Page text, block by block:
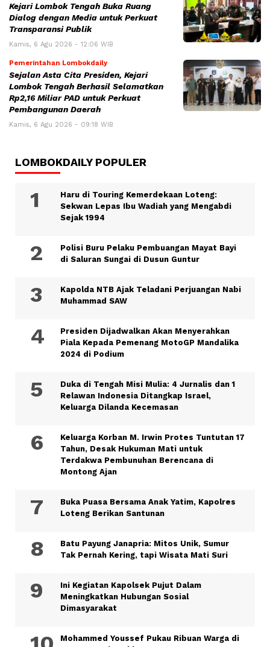
Kejari Lombok Tengah Buka Ruang
Dialog dengan Media untuk Perkuat
Transparansi Publik
Kamis, 6 Agu 2026 - 12:06 WIB
Pemerintahan Lombokdaily
Sejalan Asta Cita Presiden, Kejari
Lombok Tengah Berhasil Selamatkan
Rp2,16 Miliar PAD untuk Perkuat
Pembangunan Daerah
Kamis, 6 Agu 2026 - 09:18 WIB
LOMBOKDAILY POPULER
Haru di Touring Kemerdekaan Loteng:
Sekwan Lepas Ibu Wadiah yang Mengabdi
Sejak 1994
Polisi Buru Pelaku Pembuangan Mayat Bayi
di Saluran Sungai di Dusun Guntur
Kapolda NTB Ajak Teladani Perjuangan Nabi
Muhammad SAW
Presiden Dijadwalkan Akan Menyerahkan
Piala Kepada Pemenang MotoGP Mandalika
2024 di Podium
Duka di Tengah Misi Mulia: 4 Jurnalis dan 1
Relawan Indonesia Ditangkap Israel,
Keluarga Dilanda Kecemasan
Keluarga Korban M. Irwin Protes Tuntutan 17
Tahun, Desak Hukuman Mati untuk
Terdakwa Pembunuhan Berencana di
Montong Ajan
Buka Puasa Bersama Anak Yatim, Kapolres
Loteng Berikan Santunan
Batu Payung Janapria: Mitos Unik, Sumur
Tak Pernah Kering, tapi Wisata Mati Suri
Ini Kegiatan Kapolsek Pujut Dalam
Meningkatkan Hubungan Sosial
Dimasyarakat
Mohammed Youssef Pukau Ribuan Warga di